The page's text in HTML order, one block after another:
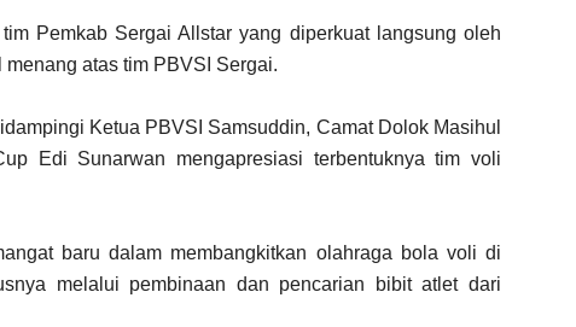
Pemkab Sergai Allstar yang diperkuat langsung oleh
atas tim PBVSI Sergai.
Ketua PBVSI Samsuddin, Camat Dolok Masihul
Edi Sunarwan mengapresiasi terbentuknya tim voli
baru dalam membangkitkan olahraga bola voli di
melalui pembinaan dan pencarian bibit atlet dari